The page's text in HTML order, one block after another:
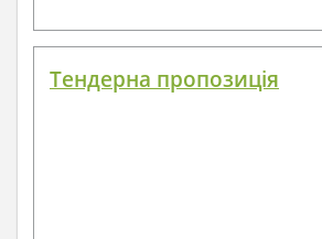
Тендерна пропозиція